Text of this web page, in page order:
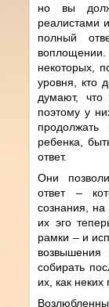
но вы
реалистами
полный
некоторых,
уровня, кто
думают,
поэтому у
ребенка,
ответ.
Они
ответ –
сознания,
их эго
рамки – и
собирать
их, как неких